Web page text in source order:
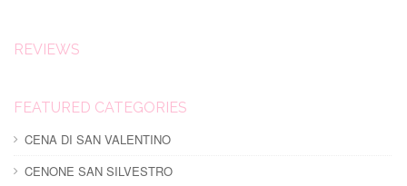
REVIEWS
FEATURED CATEGORIES
CENA DI SAN VALENTINO
CENONE SAN SILVESTRO